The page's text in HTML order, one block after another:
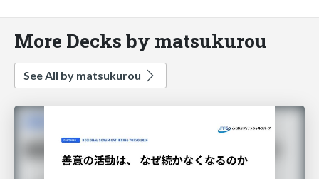
More Decks by matsukurou
See All by matsukurou